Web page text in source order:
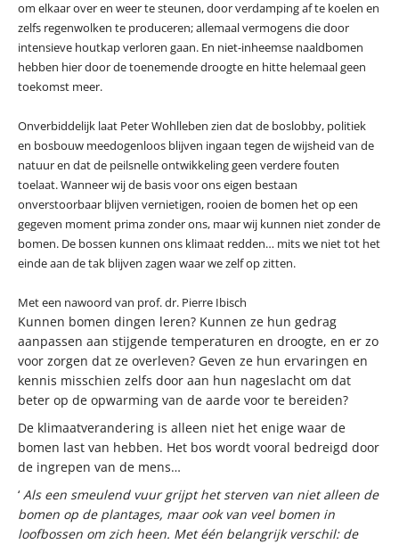
om elkaar over en weer te steunen, door verdamping af te koelen en
zelfs regenwolken te produceren; allemaal vermogens die door
intensieve houtkap verloren gaan. En niet-inheemse naaldbomen
hebben hier door de toenemende droogte en hitte helemaal geen
toekomst meer.
Onverbiddelijk laat Peter Wohlleben zien dat de boslobby, politiek
en bosbouw meedogenloos blijven ingaan tegen de wijsheid van de
natuur en dat de peilsnelle ontwikkeling geen verdere fouten
toelaat. Wanneer wij de basis voor ons eigen bestaan
onverstoorbaar blijven vernietigen, rooien de bomen het op een
gegeven moment prima zonder ons, maar wij kunnen niet zonder de
bomen. De bossen kunnen ons klimaat redden… mits we niet tot het
einde aan de tak blijven zagen waar we zelf op zitten.
Met een nawoord van prof. dr. Pierre Ibisch
Kunnen bomen dingen leren? Kunnen ze hun gedrag
aanpassen aan stijgende temperaturen en droogte, en er zo
voor zorgen dat ze overleven? Geven ze hun ervaringen en
kennis misschien zelfs door aan hun nageslacht om dat
beter op de opwarming van de aarde voor te bereiden?
De klimaatverandering is alleen niet het enige waar de
bomen last van hebben. Het bos wordt vooral bedreigd door
de ingrepen van de mens…
‘ Als een smeulend vuur grijpt het sterven van niet alleen de
bomen op de plantages, maar ook van veel bomen in
loofbossen om zich heen. Met één belangrijk verschil: de